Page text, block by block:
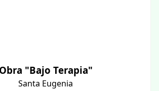
Obra "Bajo Terapia"
Santa Eugenia